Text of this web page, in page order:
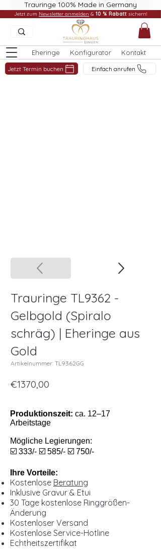
Trauringe 100% Made in Germany
Eheringe Konfigurator Kontakt
Jetzt Termin buchen Einfach anrufen
Jetzt zum Newsletter anmelden & 10 % Rabatt sichern!
Trauringe TL9362 -
Gelbgold (Spiralo
schräg) | Eheringe aus
Gold
Artikelnummer: TL9362GG
€1370,00
Produktionszeit: ca. 12–17
Arbeitstage
Mögliche Legierungen:
☑️ 333/- ☑️ 585/- ☑️ 750/-
Ihre Vorteile:
Kostenlose Beratung
Inklusive Gravur & Etui
30 Tage kostenlose Ringgrößen-
Änderung
Kostenloser Versand
Kostenlose Service-Hotline
Echtheitszertifikat